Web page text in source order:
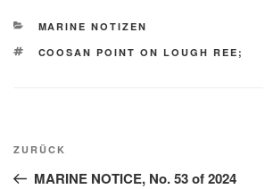
KATEGORIEN
MARINE NOTIZEN
SCHLAGWÖRTER
COOSAN POINT ON LOUGH REE;
Beitragsnavigation
Vorheriger
Beitrag
ZURÜCK
MARINE NOTICE, No. 53 of 2024